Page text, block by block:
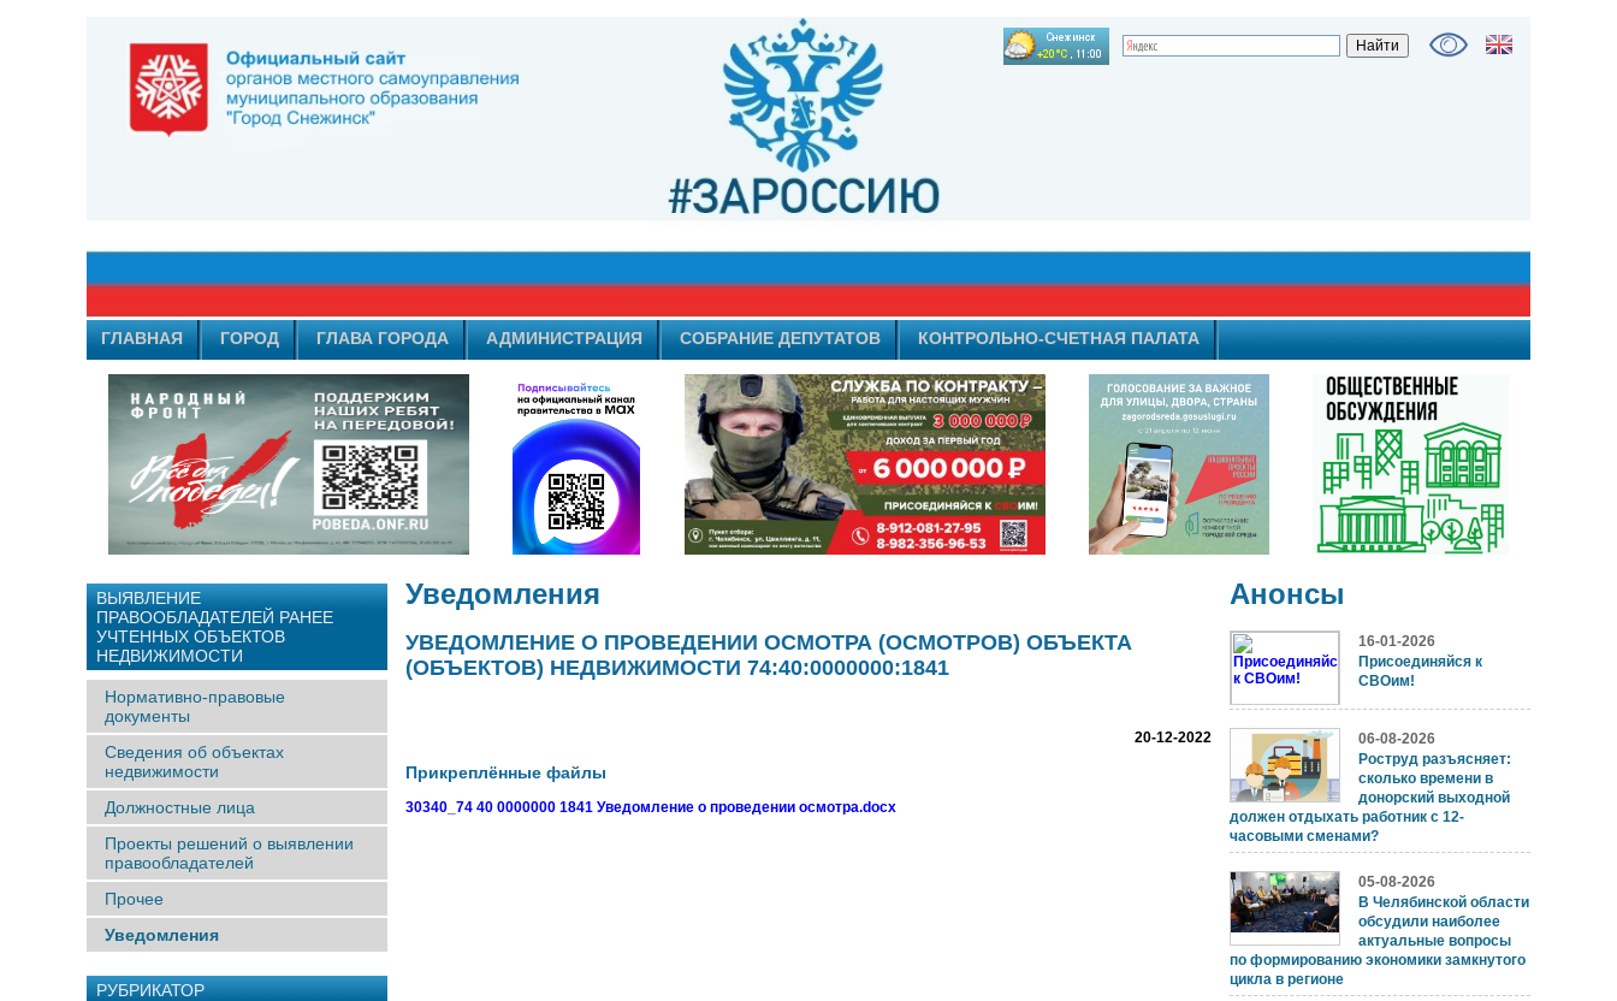
ГЛАВНАЯ ГОРОД ГЛАВА ГОРОДА АДМИНИСТРАЦИЯ СОБРАНИЕ ДЕПУТАТОВ КОНТРОЛЬНО-СЧЕТНАЯ ПАЛАТА
ВЫЯВЛЕНИЕ
ПРАВООБЛАДАТЕЛЕЙ РАНЕЕ
УЧТЕННЫX ОБЪЕКТОВ
НЕДВИЖИМОСТИ
Нормативно-правовые
документы
Сведения об объектах
недвижимости
Должностные лица
Проекты решений о выявлении
правообладателей
Прочее
Уведомления
РУБРИКАТОР
Уведомления
УВЕДОМЛЕНИЕ О ПРОВЕДЕНИИ ОСМОТРА (ОСМОТРОВ) ОБЪЕКТА
(ОБЪЕКТОВ) НЕДВИЖИМОСТИ 74:40:0000000:1841
20-12-2022
Прикреплённые файлы
30340_74 40 0000000 1841 Уведомление о проведении осмотра.docx
Анонсы
16-01-2026
Присоединяйся к
СВОим!
06-08-2026
Роструд разъясняет:
сколько времени в
донорский выходной
должен отдыхать работник с 12-
часовыми сменами?
05-08-2026
В Челябинской области
обсудили наиболее
актуальные вопросы
по формированию экономики замкнутого
цикла в регионе